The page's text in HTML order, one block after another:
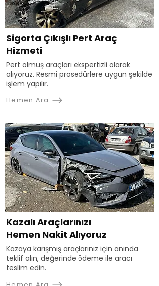
Sigorta Çıkışlı Pert Araç
Hizmeti
Pert olmuş araçları ekspertizli olarak
alıyoruz. Resmi prosedürlere uygun şekilde
işlem yapılır.
Hemen Ara
Kazalı Araçlarınızı
Hemen Nakit Alıyoruz
Kazaya karışmış araçlarınız için anında
teklif alın, değerinde ödeme ile aracı
teslim edin.